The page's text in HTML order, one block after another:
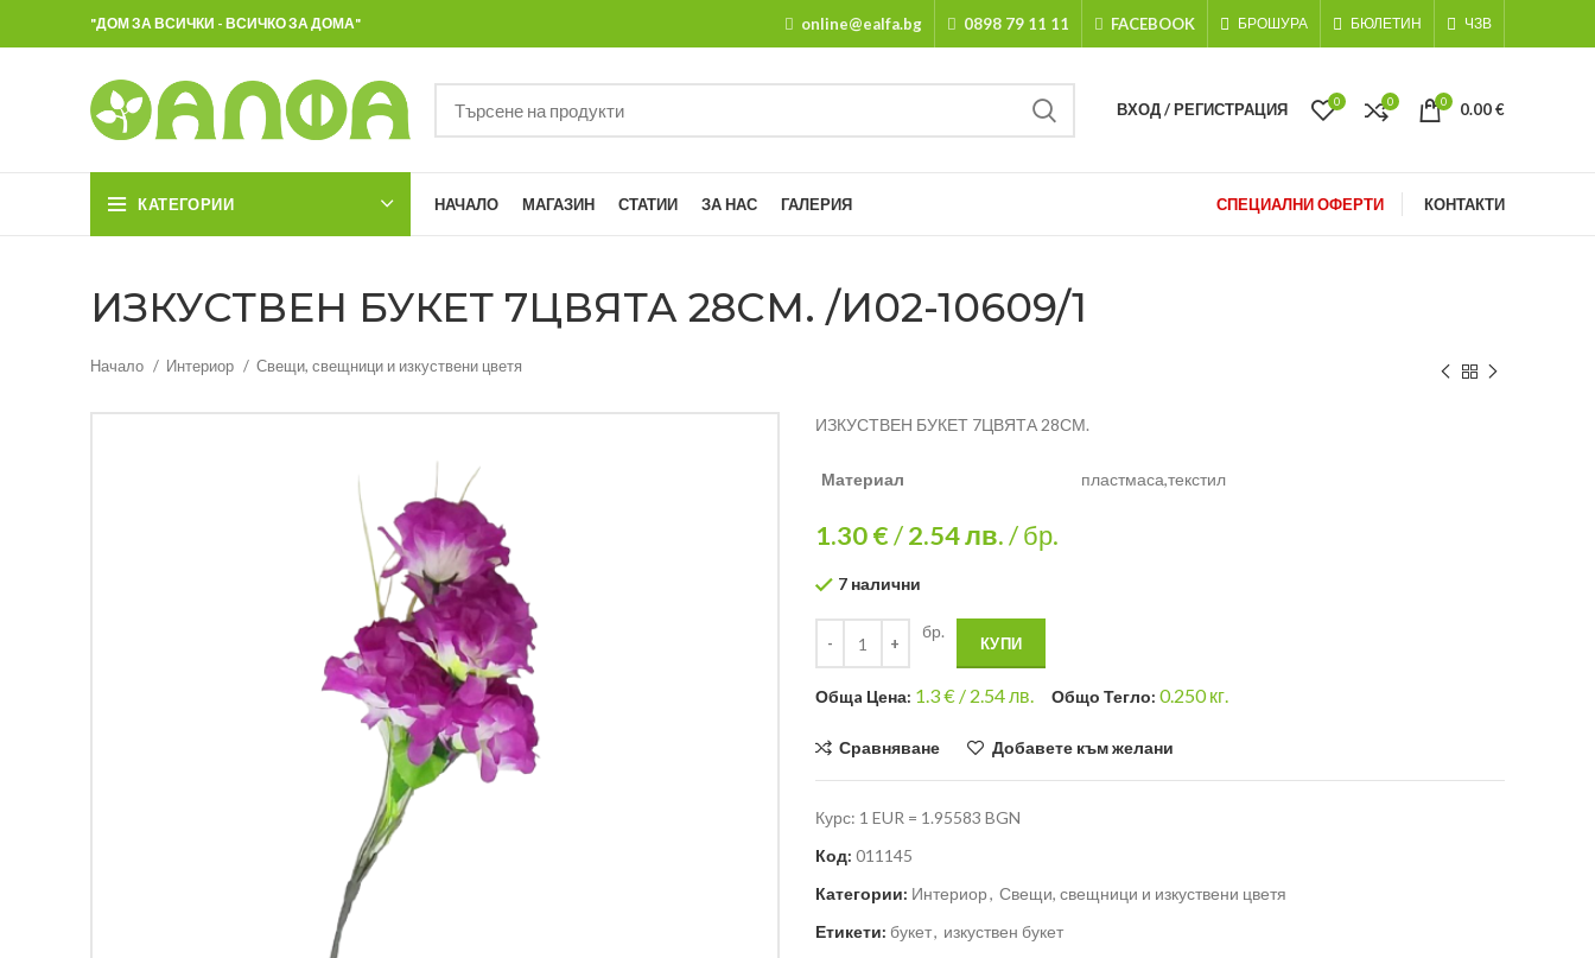
"ДОМ ЗА ВСИЧКИ - ВСИЧКО ЗА ДОМА" online@ealfa.bg 0898 79 11 11 FACEBOOK БРОШУРА БЮЛЕТИН ЧЗВ
ВХОД / РЕГИСТРАЦИЯ 0 0 0 0.00€
КАТЕГОРИИ НАЧАЛО МАГАЗИН СТАТИИ ЗА НАС ГАЛЕРИЯ СПЕЦИАЛНИ ОФЕРТИ КОНТАКТИ
ИЗКУСТВЕН БУКЕТ 7ЦВЯТА 28СМ. /И02-10609/1
Начало Интериор Свещи, свещници и изкуствени цветя
ИЗКУСТВЕН БУКЕТ 7ЦВЯТА 28СМ.
Материал пластмаса,текстил
1.30 €/2.54лв./ бр.
7 налични
бр.
КУПИ
Общa Цена: 1.3€ / 2.54 лв. Общо Тегло: 0.250кг.
Сравняване Добавете към желани
Курс: 1 EUR = 1.95583 BGN
Код: 011145
Категории: Интериор, Свещи, свещници и изкуствени цветя
Етикети: букет, изкуствен букет